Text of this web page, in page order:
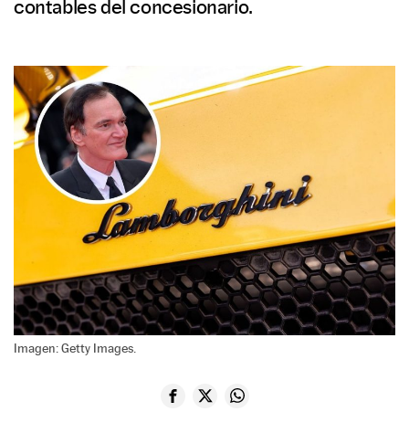
contables del concesionario.
Imagen: Getty Images.